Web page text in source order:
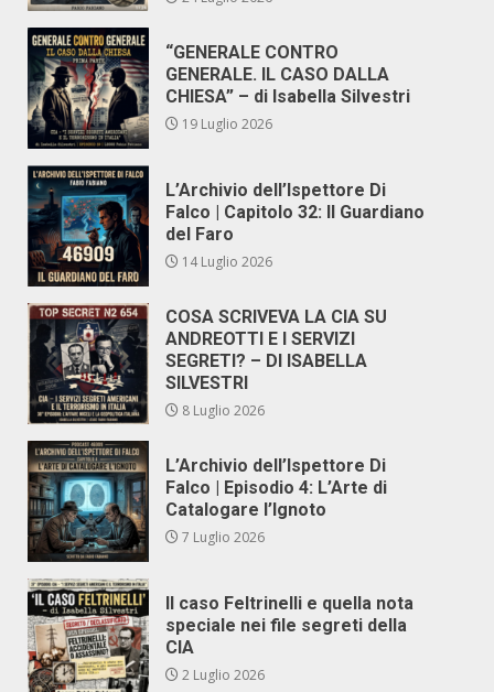
“GENERALE CONTRO
GENERALE. IL CASO DALLA
CHIESA” – di Isabella Silvestri
19 Luglio 2026
L’Archivio dell’Ispettore Di
Falco | Capitolo 32: Il Guardiano
del Faro
14 Luglio 2026
COSA SCRIVEVA LA CIA SU
ANDREOTTI E I SERVIZI
SEGRETI? – DI ISABELLA
SILVESTRI
8 Luglio 2026
L’Archivio dell’Ispettore Di
Falco | Episodio 4: L’Arte di
Catalogare l’Ignoto
7 Luglio 2026
Il caso Feltrinelli e quella nota
speciale nei file segreti della
CIA
2 Luglio 2026